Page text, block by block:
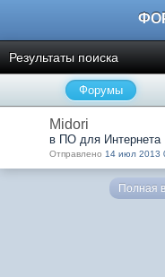
Результаты поиска
Форумы
Midori
в ПО для Интернета
Отправлено 14 июл 2013
Полная